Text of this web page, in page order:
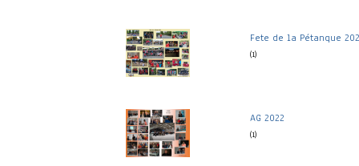
Fete de la Pétanque
(1)
AG 2022
(1)